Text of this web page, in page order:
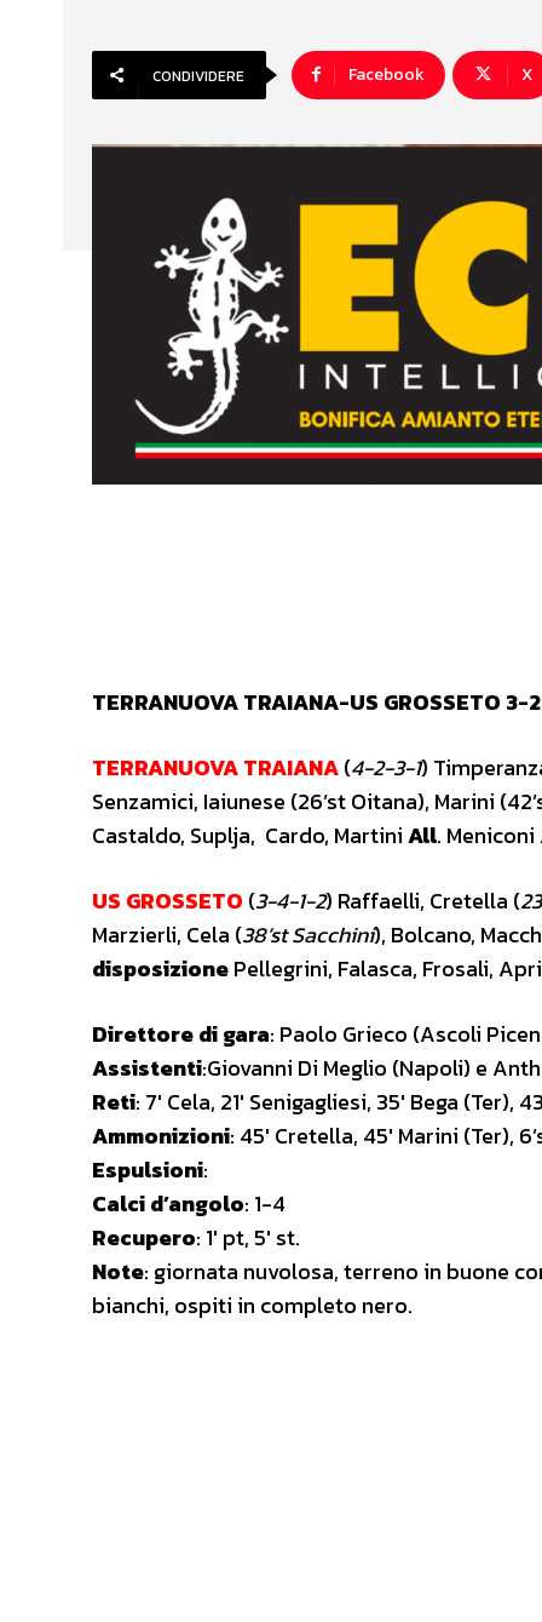
CONDIVIDERE Facebook X
TERRANUOVA TRAIANA-US GROSSETO 3-
TERRANUOVA TRAIANA(4-2-3-1) T
Senzamici, Iaiunese (26’st Oitana), Marini
Castaldo, Suplja, Cardo, MartiniAll.
US GROSSETO (3-4-1-2) Raffaelli, Cretella (
Marzierli, Cela (38’st Sacchini), Bolcano,
disposizionePellegrini, Falasca, Frosali,
Direttore di gara: Paolo Grieco (Ascoli
Assistenti:Giovanni Di Meglio (Napoli) e
Reti: 7′ Cela, 21′ Senigagliesi, 35′ Bega (Ter),
Ammonizioni: 45′ Cretella, 45′ Marini (Ter),
Espulsioni:
Calci d’angolo: 1-4
Recupero: 1′ pt, 5′ st.
Note: giornata nuvolosa, terreno in buone
bianchi, ospiti in completo nero.